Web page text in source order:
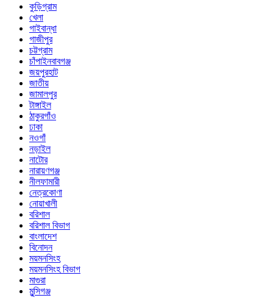
কুড়িগ্রাম
খেলা
গাইবান্ধা
গাজীপুর
চট্টগ্রাম
চাঁপাইনবাবগঞ্জ
জয়পুরহাট
জাতীয়
জামালপুর
টাঙ্গাইল
ঠাকুরগাঁও
ঢাকা
নওগাঁ
নড়াইল
নাটোর
নারায়ণগঞ্জ
নীলফামারী
নেত্রকোণা
নোয়াখালী
বরিশাল
বরিশাল বিভাগ
বাংলাদেশ
বিনোদন
ময়মনসিংহ
ময়মনসিংহ বিভাগ
মাগুরা
মুন্সিগঞ্জ